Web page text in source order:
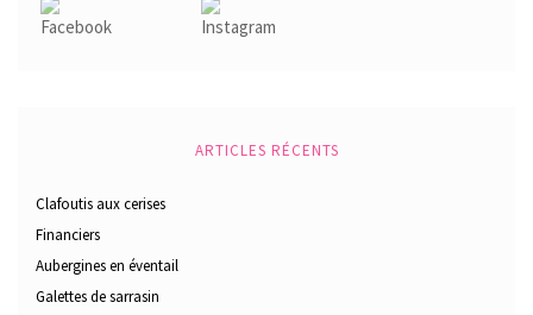
ARTICLES RÉCENTS
Clafoutis aux cerises
Financiers
Aubergines en éventail
Galettes de sarrasin